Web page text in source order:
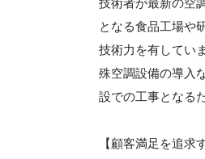
技術者が最新の空
となる食品工場や
技術力を有してい
殊空調設備の導入
設での工事となる
【顧客満足を追求